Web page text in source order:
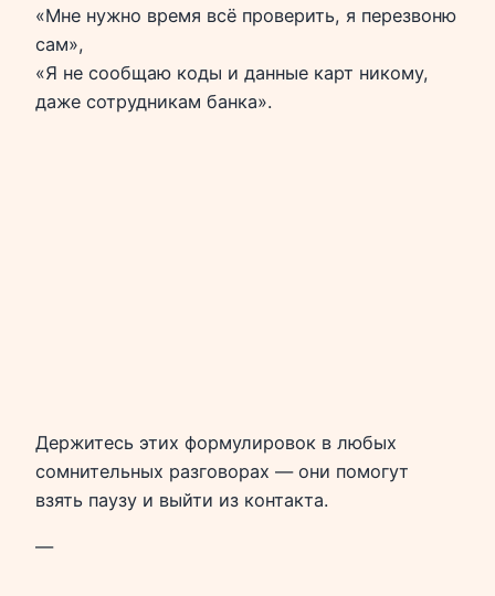
«Мне нужно время всё проверить, я перезвоню
сам»,
«Я не сообщаю коды и данные карт никому,
даже сотрудникам банка».
Держитесь этих формулировок в любых
сомнительных разговорах — они помогут
взять паузу и выйти из контакта.
—